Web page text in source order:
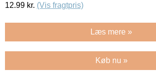
12.99 kr. (Vis fragtpris)
Læs mere »
Køb nu »